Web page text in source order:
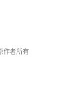
作者所有